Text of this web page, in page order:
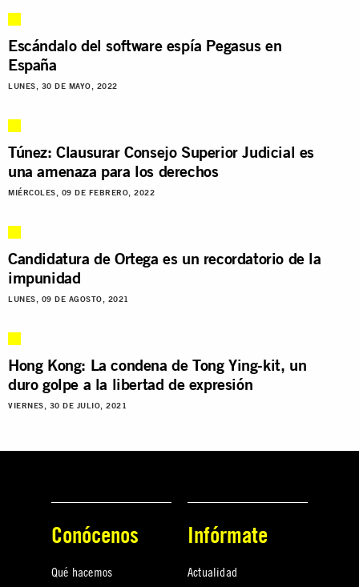
Escándalo del software espía Pegasus en
España
LUNES, 30 DE MAYO, 2022
Túnez: Clausurar Consejo Superior Judicial es
una amenaza para los derechos
MIÉRCOLES, 09 DE FEBRERO, 2022
Candidatura de Ortega es un recordatorio de la
impunidad
LUNES, 09 DE AGOSTO, 2021
Hong Kong: La condena de Tong Ying-kit, un
duro golpe a la libertad de expresión
VIERNES, 30 DE JULIO, 2021
Conócenos
Qué hacemos
Infórmate
Actualidad